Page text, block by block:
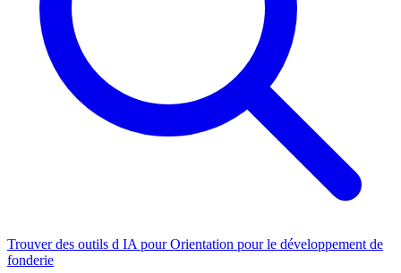
Trouver des outils d IA pour Orientation pour le développement de
fonderie